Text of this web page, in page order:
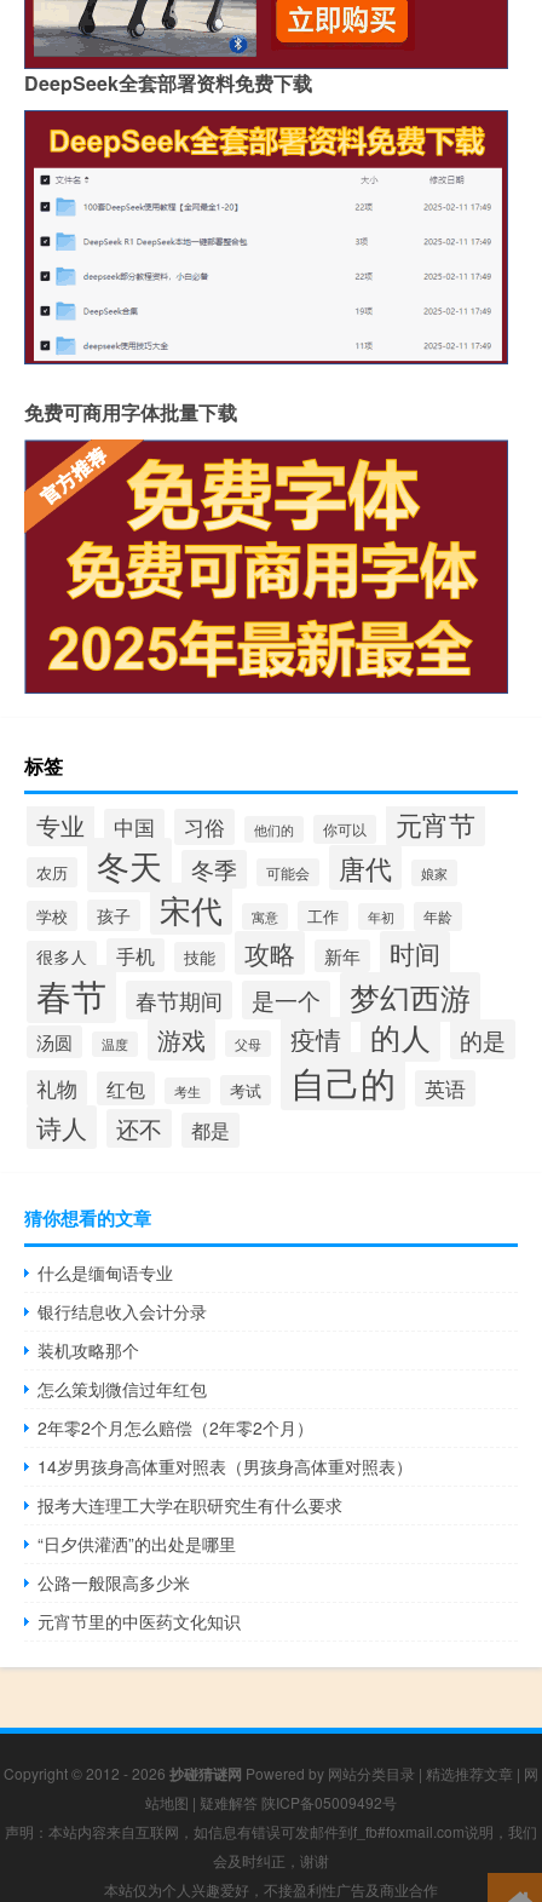
DeepSeek全套部署资料免费下载
免费可商用字体批量下载
标签
专业 中国 习俗 他们的 你可以 元宵节
农历 冬天 冬季 可能会 唐代 娘家
学校 孩子 宋代 寓意 工作 年初 年龄
很多人 手机 技能 攻略 新年 时间
春节 春节期间 是一个 梦幻西游
汤圆 温度 游戏 父母 疫情 的人 的是
礼物 红包 考生 考试 自己的 英语
诗人 还不 都是
猜你想看的文章
什么是缅甸语专业
银行结息收入会计分录
装机攻略那个
怎么策划微信过年红包
2年零2个月怎么赔偿（2年零2个月）
14岁男孩身高体重对照表（男孩身高体重对照表）
报考大连理工大学在职研究生有什么要求
“日夕供灌洒”的出处是哪里
公路一般限高多少米
元宵节里的中医药文化知识
Copyright © 2012 - 2026 抄碰猜谜网 Powered by 网站分类目录 | 精选推荐文章 | 网
站地图 | 疑难解答 陕ICP备05009492号
声明：本站内容来自互联网，如信息有错误可发邮件到f_fb#foxmail.com说明，我们
会及时纠正，谢谢
本站仅为个人兴趣爱好，不接盈利性广告及商业合作